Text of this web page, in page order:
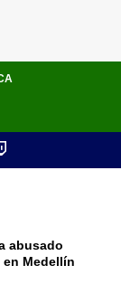
abusado
Medellín